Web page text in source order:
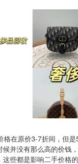
格在原价3-7折间，但
并没有那么高的价
些都是影响二手价